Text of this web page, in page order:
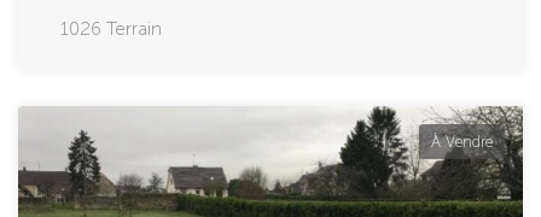
1026 Terrain
À Vendre